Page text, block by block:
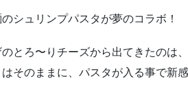
シュリンプパスタが夢のコラボ！
とろ〜りチーズから出てきたのは
そのままに、パスタが入る事で新